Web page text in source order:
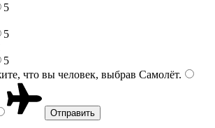
5
5
5
что вы человек, выбрав Самолёт.